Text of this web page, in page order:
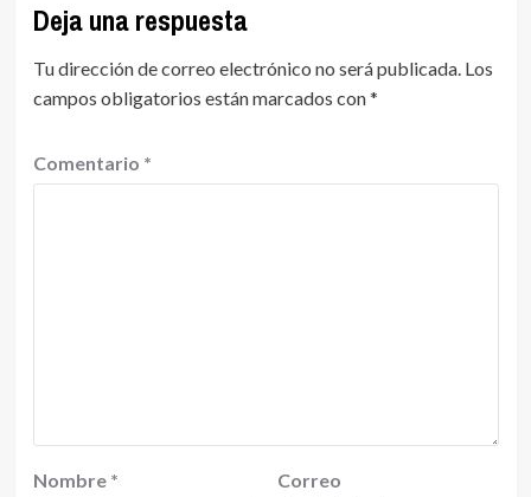
Deja una respuesta
Tu dirección de correo electrónico no será publicada. Los
campos obligatorios están marcados con*
Comentario *
Nombre *
Correo